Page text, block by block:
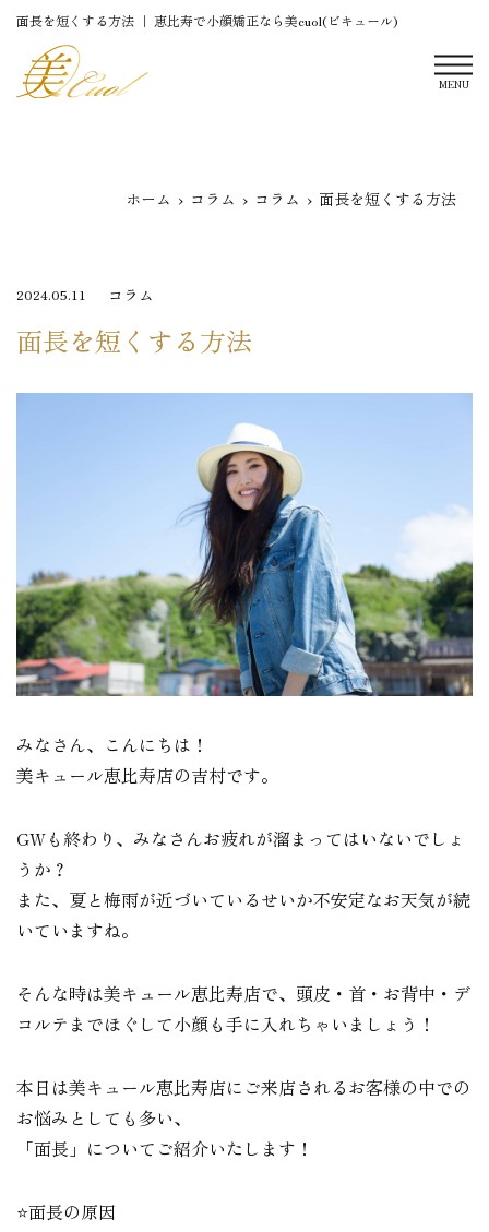
面長を短くする方法 ｜ 恵比寿で小顔矯正なら美cuol(ビキュール)
MENU
ホーム コラム コラム 面長を短くする方法
2024.05.11 コラム
面長を短くする方法
みなさん、こんにちは！
美キュール恵比寿店の吉村です。
GWも終わり、みなさんお疲れが溜まってはいないでしょ
うか？
また、夏と梅雨が近づいているせいか不安定なお天気が続
いていますね。
そんな時は美キュール恵比寿店で、頭皮・首・お背中・デ
コルテまでほぐして小顔も手に入れちゃいましょう！
本日は美キュール恵比寿店にご来店されるお客様の中での
お悩みとしても多い、
「面長」についてご紹介いたします！
⭐️面長の原因